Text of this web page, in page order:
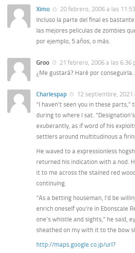
Ximo
20 febrero, 2006 a las
Incluso la parte del final es
las mejores peliculas de zombies
por ejemplo, 5 años, o más.
Groo
21 febrero, 2006 a las 6:36
¿Me gustará? Haré por conseguirla…
Charlespap
12 septiembre, 2021
“I haven’t seen you in these parts,”
during to where I sat.
exuberantly, as if word of his
settlers around multitudinous a
He waved to a expressionless
returned his indication with a nod.
it to me across the stained red
continuing.
“As a betting houseman, I’d be
enrich oneself you’re in Ebonscale
one’s whistle and sights,” he said,
sheathed on my with it to the bow
http://maps.google.co.jp/url?